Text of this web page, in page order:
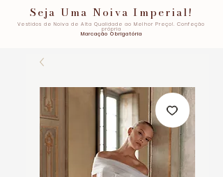
Seja Uma Noiva Imperial!
Vestidos de Noiva de Alta Qualidade ao Melhor Preço!. Confeção
própria
Marcação Obrigatória